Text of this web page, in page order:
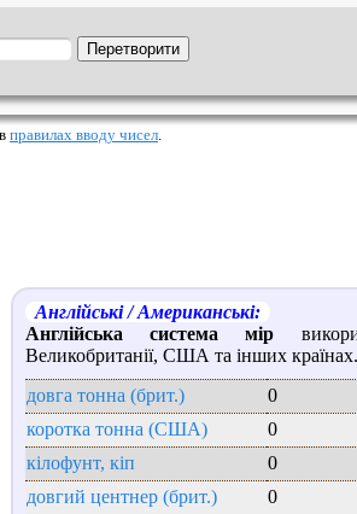
правилах вводу чисел
Англійські / Американські:
Англійська система мір
Великобританії, США та інших країнах.
довга тонна (брит.)
0
коротка тонна (США)
0
кілофунт, кіп
0
довгий центнер (брит.)
0